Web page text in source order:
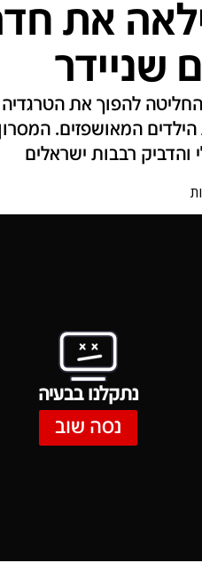
את
שניידר
להפוך את
המאושפזים.
והדביק רבבות ישראלים
נתקלנו בבעיה
נסה שוב